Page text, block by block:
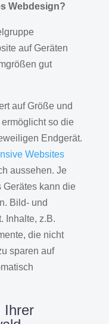
Webdesign?
auf Geräten
gut
auf Größe und
so die
Endgerät.
Websites
aussehen. Je
Gerätes kann die
Bild- und
Inhalte, z.B.
die nicht
sparen auf
Ihrer